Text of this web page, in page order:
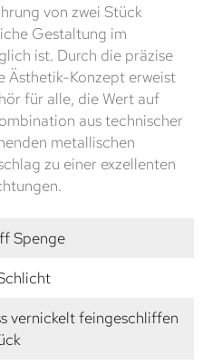
von zwei Stück
Gestaltung im
ist. Durch die präzise
Ästhetik-Konzept erweist
für alle, die Wert auf
aus technischer
metallischen
zu einer exzellenten
Spenge
vernickelt feingeschliffen